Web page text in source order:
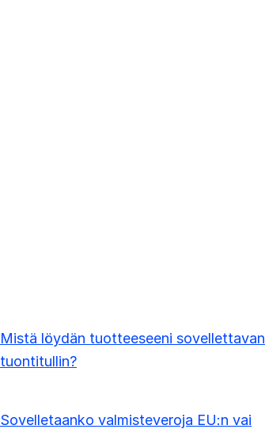
Mistä löydän tuotteeseeni sovellettavan
tuontitullin?
Sovelletaanko valmisteveroja EU:n vai